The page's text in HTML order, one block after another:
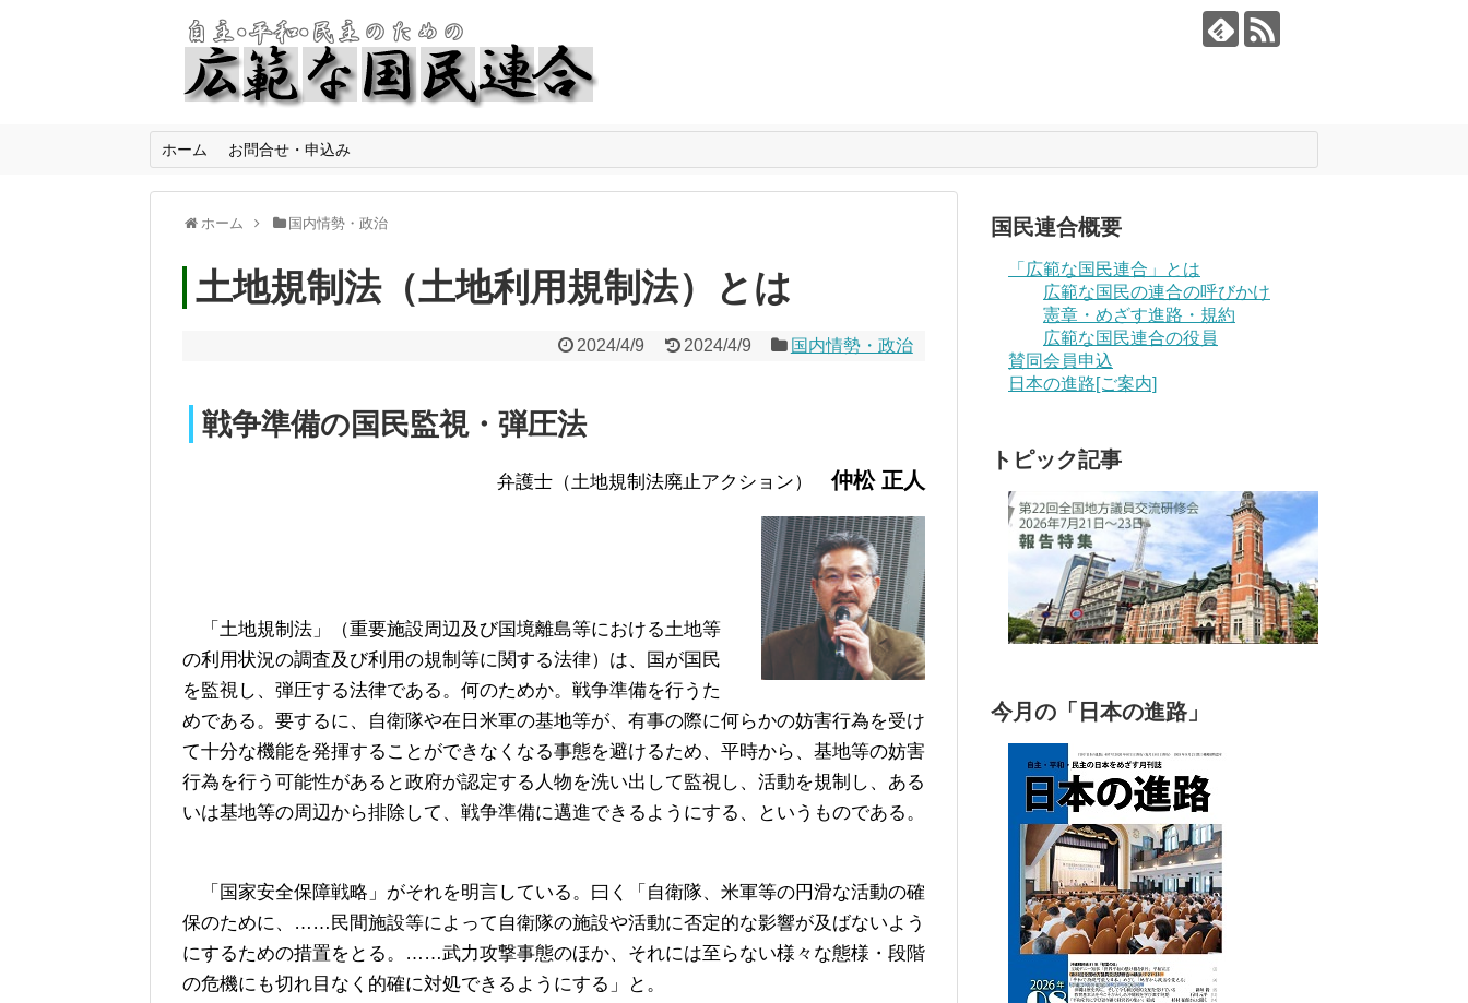
ホーム お問合せ・申込み
ホーム 国内情勢・政治
土地規制法（土地利用規制法）とは
2024/4/9 2024/4/9 国内情勢・政治
戦争準備の国民監視・弾圧法
弁護士（土地規制法廃止アクション）仲松 正人
「土地規制法」（重要施設周辺及び国境離島等における土地等
の利用状況の調査及び利用の規制等に関する法律）は、国が国民
を監視し、弾圧する法律である。何のためか。戦争準備を行うた
めである。要するに、自衛隊や在日米軍の基地等が、有事の際に何らかの妨害行為を受け
て十分な機能を発揮することができなくなる事態を避けるため、平時から、基地等の妨害
行為を行う可能性があると政府が認定する人物を洗い出して監視し、活動を規制し、ある
いは基地等の周辺から排除して、戦争準備に邁進できるようにする、というものである。
「国家安全保障戦略」がそれを明言している。曰く「自衛隊、米軍等の円滑な活動の確
保のために、……民間施設等によって自衛隊の施設や活動に否定的な影響が及ばないよう
にするための措置をとる。……武力攻撃事態のほか、それには至らない様々な態様・段階
の危機にも切れ目なく的確に対処できるようにする」と。
国民連合概要
「広範な国民連合」とは
広範な国民の連合の呼びかけ
憲章・めざす進路・規約
広範な国民連合の役員
賛同会員申込
日本の進路[ご案内]
トピック記事
今月の「日本の進路」